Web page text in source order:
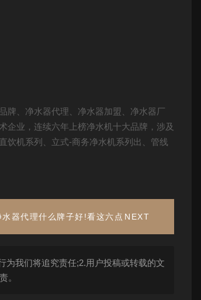
牌、净水器代理、净水器加盟、净水器厂
企业，连续六年上榜净水机十大品牌，涉及
饮机系列、立式-商务净水机系列出、管线
NEXT
水器代理什么牌子好!看这六点
为我们将追究责任;2.用户投稿或转载的文
。